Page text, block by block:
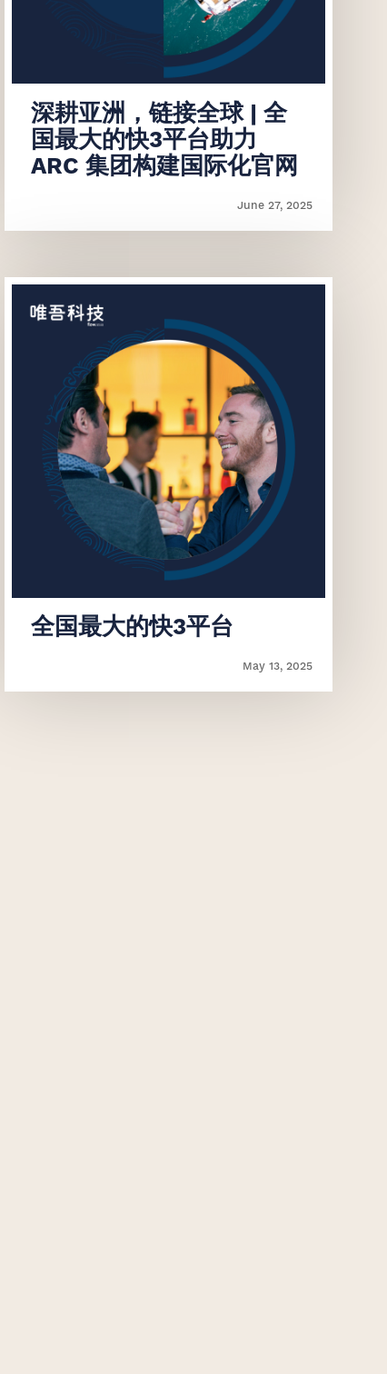
联系我们
联系我们
深耕亚洲，链接全球 | 全
国最大的快3平台助力
ARC 集团构建国际化官网
June 27, 2025
‌全国最大的快3平台
May 13, 2025